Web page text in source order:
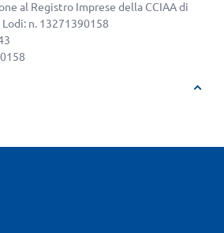
al Registro Imprese della CCIAA di
n. 13271390158